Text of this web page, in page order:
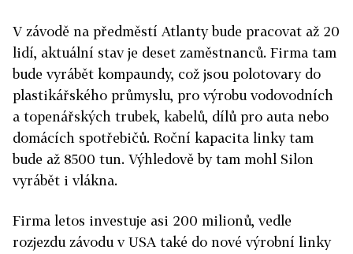
V závodě na předměstí Atlanty bude pracovat až 20
lidí, aktuální stav je deset zaměstnanců. Firma tam
bude vyrábět kompaundy, což jsou polotovary do
plastikářského průmyslu, pro výrobu vodovodních
a topenářských trubek, kabelů, dílů pro auta nebo
domácích spotřebičů. Roční kapacita linky tam
bude až 8500 tun. Výhledově by tam mohl Silon
vyrábět i vlákna.
Firma letos investuje asi 200 milionů, vedle
rozjezdu závodu v USA také do nové výrobní linky